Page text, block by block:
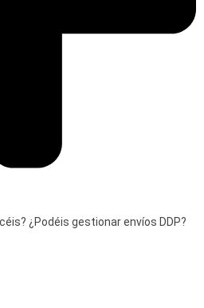
¿Podéis gestionar envíos DDP?